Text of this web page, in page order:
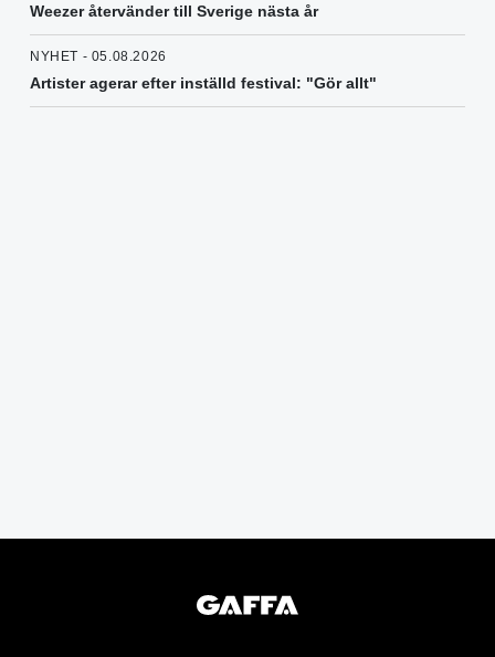
Weezer återvänder till Sverige nästa år
NYHET - 05.08.2026
Artister agerar efter inställd festival: "Gör allt"